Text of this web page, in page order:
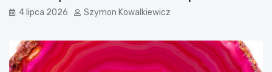
4 lipca 2026 Szymon Kowalkiewicz